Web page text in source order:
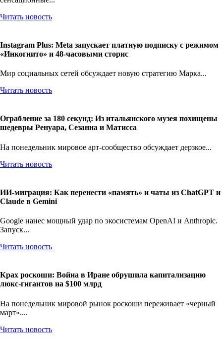
Читать новость
Instagram Plus: Meta запускает платную подписку с режимом
«Инкогнито» и 48-часовыми сторис
Мир социальных сетей обсуждает новую стратегию Марка...
Читать новость
Ограбление за 180 секунд: Из итальянского музея похищены
шедевры Ренуара, Сезанна и Матисса
На понедельник мировое арт-сообщество обсуждает дерзкое...
Читать новость
ИИ-миграция: Как перенести «память» и чаты из ChatGPT и
Claude в Gemini
Google нанес мощный удар по экосистемам OpenAI и Anthropic.
Запуск...
Читать новость
Крах роскоши: Война в Иране обрушила капитализацию
люкс-гигантов на $100 млрд
На понедельник мировой рынок роскоши переживает «черный
март»....
Читать новость